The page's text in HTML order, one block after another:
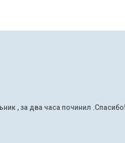
, за два часа починил .Спасибо!